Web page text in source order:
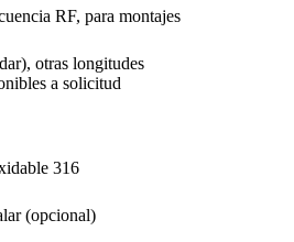
RF, para montajes
otras longitudes
a solicitud
316
(opcional)